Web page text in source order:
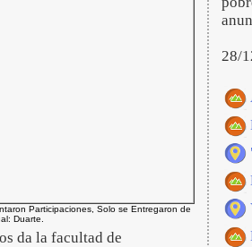
Participaciones, Solo se Entregaron de
Duarte.
da la facultad de
28/